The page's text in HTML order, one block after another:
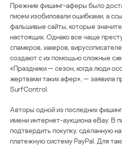
Прежние фишинг-аферы было
писем изобиловали ошибками, а
фальшивые сайты, которые
настоящих. Однако все чаще
спамеров, хакеров,
создают с их помощью сложные
«Праздники — сезон, когда люди
жертвами таких афер», — заявила
SurfControl.
Авторы одной из последних
имени интернет-аукциона eBay. В
подтвердить покупку, сделанную
платежную систему PayPal. Для